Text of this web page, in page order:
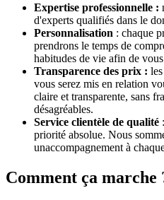
Expertise professionnelle :
d'experts qualifiés dans le
Personnalisation : chaque
prendrons le temps de
habitudes de vie afin de
Transparence des prix :
vous serez mis en relation
claire et transparente, sans
désagréables.
Service clientèle de qualité
priorité absolue. Nous
unaccompagnement à
Comment ça marche